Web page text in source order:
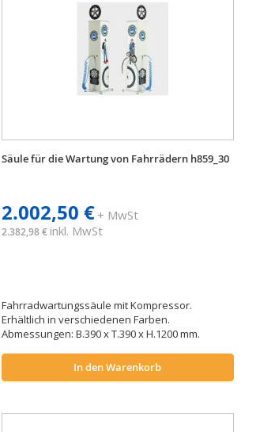
Säule für die Wartung von Fahrrädern h859_30
2.002,50 €+ MwSt
2.382,98 € inkl. MwSt
Fahrradwartungssäule mit Kompressor.
Erhältlich in verschiedenen Farben.
Abmessungen: B.390 x T.390 x H.1200 mm.
In den Warenkorb